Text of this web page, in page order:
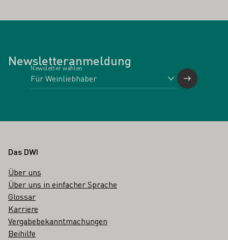
Newsletteranmeldung
Newsletter wählen
Fußbereich
Das DWI
Über uns
Über uns in einfacher Sprache
Glossar
Karriere
Vergabebekanntmachungen
Beihilfe